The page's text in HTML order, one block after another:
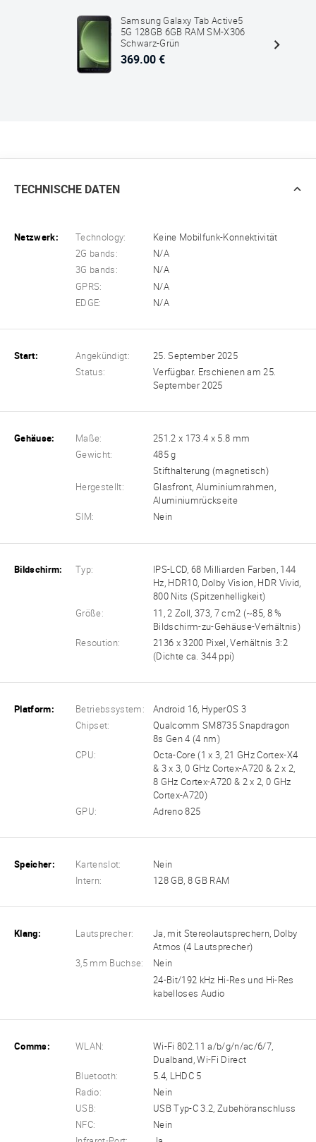
Samsung Galaxy Tab Active5
5G 128GB 6GB RAM SM-X306
Schwarz-Grün
369.00 €
TECHNISCHE DATEN
Netzwerk: Technology:
Keine Mobilfunk-Konnektivität
2G bands:
N/A
3G bands:
N/A
GPRS:
N/A
EDGE:
N/A
Start: Angekündigt:
25. September 2025
Status:
Verfügbar. Erschienen am 25.
September 2025
Gehäuse: Maße:
251.2 x 173.4 x 5.8 mm
Gewicht:
485 g
Stifthalterung (magnetisch)
Hergestellt:
Glasfront, Aluminiumrahmen,
Aluminiumrückseite
SIM:
Nein
Bildschirm: Typ:
IPS-LCD, 68 Milliarden Farben, 144
Hz, HDR10, Dolby Vision, HDR Vivid,
800 Nits (Spitzenhelligkeit)
Größe:
11, 2 Zoll, 373, 7 cm2 (~85, 8 %
Bildschirm-zu-Gehäuse-Verhältnis)
Resoution:
2136 x 3200 Pixel, Verhältnis 3:2
(Dichte ca. 344 ppi)
Platform: Betriebssystem:
Android 16, HyperOS 3
Chipset:
Qualcomm SM8735 Snapdragon
8s Gen 4 (4 nm)
CPU:
Octa-Core (1 x 3, 21 GHz Cortex-X4
& 3 x 3, 0 GHz Cortex-A720 & 2 x 2,
8 GHz Cortex-A720 & 2 x 2, 0 GHz
Cortex-A720)
GPU:
Adreno 825
Speicher: Kartenslot:
Nein
Intern:
128 GB, 8 GB RAM
Klang: Lautsprecher:
Ja, mit Stereolautsprechern, Dolby
Atmos (4 Lautsprecher)
3,5 mm Buchse:
Nein
24-Bit/192 kHz Hi-Res und Hi-Res
kabelloses Audio
Comms: WLAN:
Wi-Fi 802.11 a/b/g/n/ac/6/7,
Dualband, Wi-Fi Direct
Bluetooth:
5.4, LHDC 5
Radio:
Nein
USB:
USB Typ-C 3.2, Zubehöranschluss
NFC:
Nein